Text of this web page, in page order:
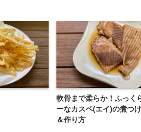
軟骨まで柔らか！ふっく
ーなカスベ(エイ)の煮つ
＆作り方